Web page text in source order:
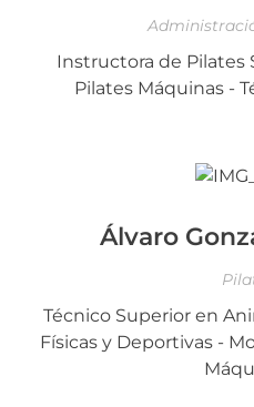
Instructora de Pilates
Pilates Máquinas -
Álvaro
Técnico Superior en
Físicas y Deportivas -